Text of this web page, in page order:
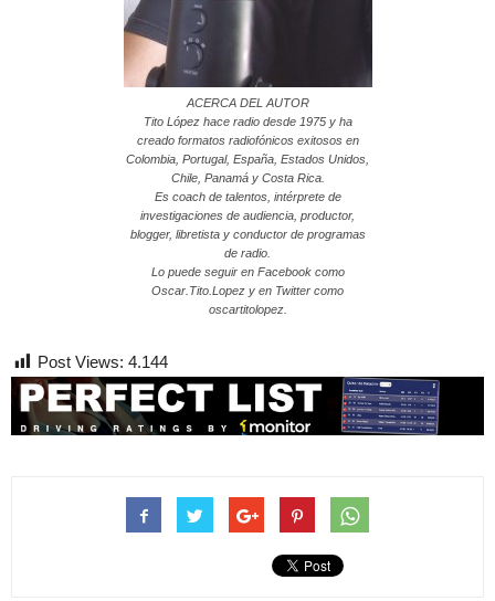
ACERCA DEL AUTOR
Tito López hace radio desde 1975 y ha
creado formatos radiofónicos exitosos en
Colombia, Portugal, España, Estados Unidos,
Chile, Panamá y Costa Rica.
Es coach de talentos, intérprete de
investigaciones de audiencia, productor,
blogger, libretista y conductor de programas
de radio.
Lo puede seguir en Facebook como
Oscar.Tito.Lopez y en Twitter como
oscartitolopez.
Post Views: 4.144